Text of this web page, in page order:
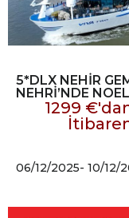
5*DLX NEHİR
NEHRİ’NDE
1299
06/12/2025- 10/12/